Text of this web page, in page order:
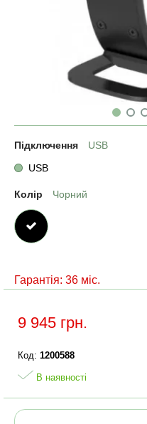
Підключення
USB
USB
Колір Чорний
Гарантія: 36 міс.
9 945 грн.
Код: 1200588
В наявності